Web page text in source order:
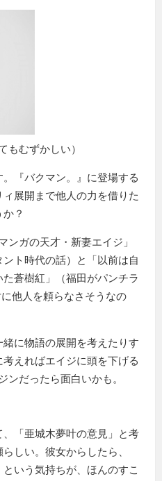
もむずかしい）
『バクマン。』に登場する
展開まで他人の力を借りた
？
ガの天才・新妻エイジ」
ント時代の話）と「以前は自
蒼樹紅」（福田がパンチラ
他人を頼らなさそうなの
に物語の展開を考えたりす
えればエイジに頭を下げる
だったら面白いかも。
、「亜城木夢叶の意見」と考
しい。彼女からしたら、
という気持ちが、ほんのすこ